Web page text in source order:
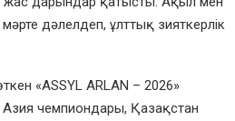
дәлелдеп, ұлттық зияткерлік
«ASSYL ARLAN – 2026»
Азия чемпиондары, Қазақстан